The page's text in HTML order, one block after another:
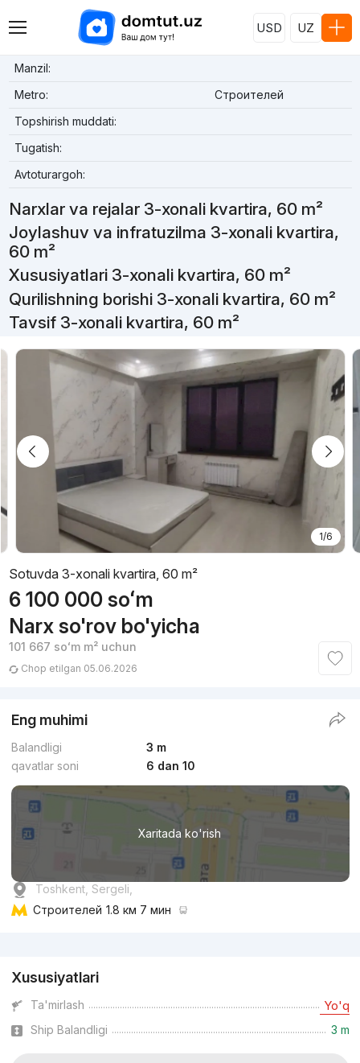
USD UZ
Manzil:
Metro:
Строителей
Topshirish muddati:
Tugatish:
Avtoturargoh:
Narxlar va rejalar 3-xonali kvartira, 60 m²
Joylashuv va infratuzilma 3-xonali kvartira,
60 m²
Xususiyatlari 3-xonali kvartira, 60 m²
Qurilishning borishi 3-xonali kvartira, 60 m²
Tavsif 3-xonali kvartira, 60 m²
1/6
Sotuvda 3-xonali kvartira, 60 m²
6 100 000 soʻm
Narx so'rov bo'yicha
101 667 soʻmm² uchun
Chop etilgan 05.06.2026
Eng muhimi
Balandligi
3 m
qavatlar soni
6 dan 10
Xaritada ko'rish
Toshkent, Sergeli,
Строителей 1.8 км 7 мин
Xususiyatlari
Ta'mirlash Yo'q
Ship Balandligi 3 m